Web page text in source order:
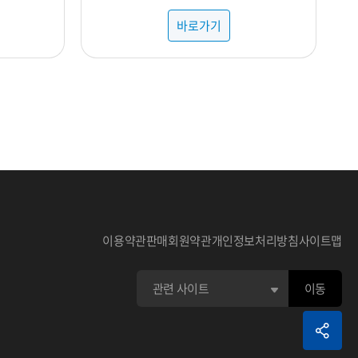
바로가기
이용약관판매회원약관개인정보처리방침사이트맵
이동